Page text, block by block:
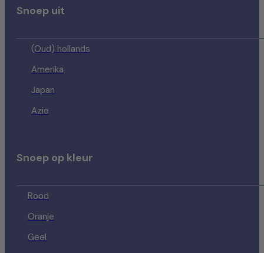
Snoep uit
(Oud) hollands
Amerika
Japan
Azië
Snoep op kleur
Rood
Oranje
Geel